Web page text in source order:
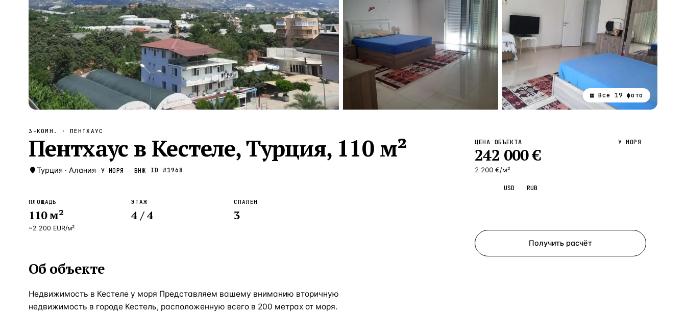
Алания —Локация Турция · 2 556
Бангкок —Локация Таиланд · 2 172
Новороссийск —Локация Россия · 2 106
Стамбул —Локация Турция · 2 092
Анталия — Локация Турция · 1 810
▦ Все 19 фото
3-КОМН. · ПЕНТХАУС
Пентхаус в Кестеле, Турция, 110 м²
Турция · Алания У МОРЯ ВНЖ ID #1968
ПЛОЩАДЬ
110м²
~2 200 EUR/м²
ЭТАЖ
4/ 4
СПАЛЕН
3
Об объекте
Недвижимость в Кестеле у моря Представляем вашему вниманию вторичную
недвижимость в городе Кестель, расположенную всего в 200 метрах от моря.
ЦЕНА ОБЪЕКТА
242 000€
2 200 €/м²
У МОРЯ
USD RUB
Получить расчёт